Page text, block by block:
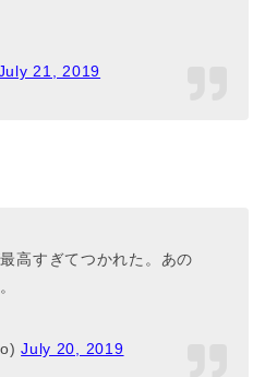
21, 2019
高すぎてつかれた。あの
July 20, 2019